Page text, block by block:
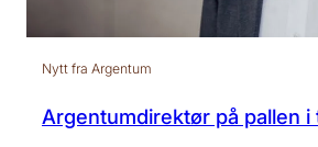
Nytt fra Argentum
Argentumdirektør på pallen i